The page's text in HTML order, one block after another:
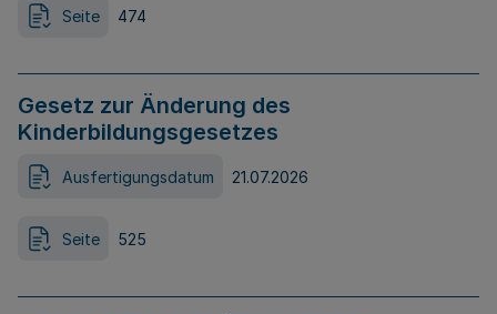
Seite 474
Gesetz zur Änderung des
Kinderbildungsgesetzes
Ausfertigungsdatum 21.07.2026
Seite 525